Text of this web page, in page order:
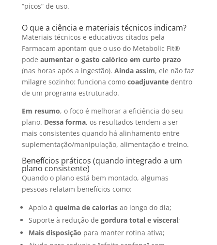
“picos” de uso.
O que a ciência e materiais técnicos indicam?
Materiais técnicos e educativos citados pela
Farmacam apontam que o uso do Metabolic Fit®
pode aumentar o gasto calórico em curto prazo
(nas horas após a ingestão). Ainda assim, ele não faz
milagre sozinho: funciona como coadjuvantedentro
de um programa estruturado.
Em resumo, o foco é melhorar a eficiência do seu
plano. Dessa forma, os resultados tendem a ser
mais consistentes quando há alinhamento entre
suplementação/manipulação, alimentação e treino.
Benefícios práticos (quando integrado a um
plano consistente)
Quando o plano está bem montado, algumas
pessoas relatam benefícios como:
Apoio à queima de caloriasao longo do dia;
Suporte à redução de gordura total e visceral;
Mais disposição para manter rotina ativa;